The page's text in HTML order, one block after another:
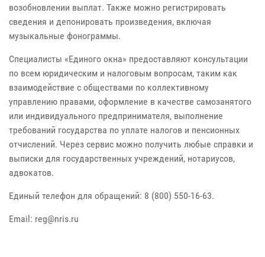
возобновлении выплат. Также можно регистрировать
сведения и депонировать произведения, включая
музыкальные фонограммы.
Специалисты «Единого окна» предоставляют консультации
по всем юридическим и налоговым вопросам, таким как
взаимодействие с обществами по коллективному
управлению правами, оформление в качестве самозанятого
или индивидуального предпринимателя, выполнение
требований государства по уплате налогов и пенсионных
отчислений. Через сервис можно получить любые справки и
выписки для государственных учреждений, нотариусов,
адвокатов.
Единый телефон для обращений: 8 (800) 550-16-63.
Еmail: ur.sirn
@ger